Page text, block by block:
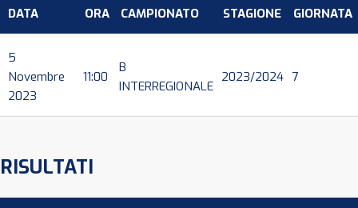
DATA ORA CAMPIONATO STAGIONE GIORNATA
5
Novembre
2023
11:00
B
INTERREGIONALE
2023/2024 7
RISULTATI